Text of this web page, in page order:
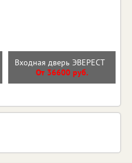
Входная дверь ЭВЕРЕСТ
От 36600 руб.